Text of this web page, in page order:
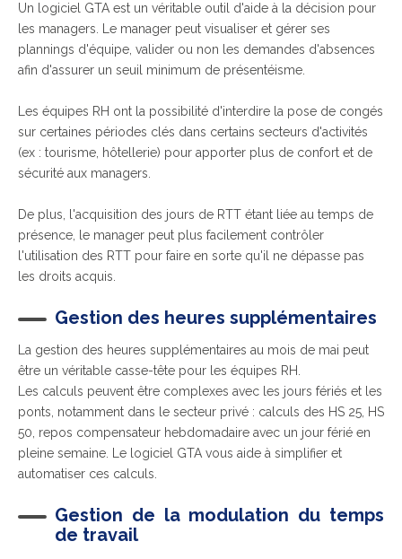
Un logiciel GTA est un véritable outil d'aide à la décision pour
les managers. Le manager peut visualiser et gérer ses
plannings d'équipe, valider ou non les demandes d'absences
afin d'assurer un seuil minimum de présentéisme.
Les équipes RH ont la possibilité d'interdire la pose de congés
sur certaines périodes clés dans certains secteurs d'activités
(ex : tourisme, hôtellerie) pour apporter plus de confort et de
sécurité aux managers.
De plus, l'acquisition des jours de RTT étant liée au temps de
présence, le manager peut plus facilement contrôler
l'utilisation des RTT pour faire en sorte qu'il ne dépasse pas
les droits acquis.
Gestion des heures supplémentaires
La gestion des heures supplémentaires au mois de mai peut
être un véritable casse-tête pour les équipes RH.
Les calculs peuvent être complexes avec les jours fériés et les
ponts, notamment dans le secteur privé : calculs des HS 25, HS
50, repos compensateur hebdomadaire avec un jour férié en
pleine semaine. Le logiciel GTA vous aide à simplifier et
automatiser ces calculs.
Gestion de la modulation du temps
de travail